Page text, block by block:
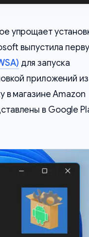
упрощает
выпустила
для запуска
приложений из
в магазине Amazon
в Google